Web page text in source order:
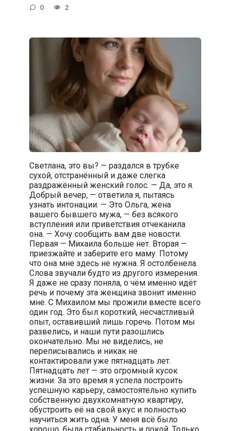
0 2
Светлана, это вы? — раздался в трубке
сухой, отстранённый и даже слегка
раздражённый женский голос. — Да, это я.
Добрый вечер, — ответила я, пытаясь
узнать интонации. — Это Ольга, жена
вашего бывшего мужа, — без всякого
вступления или приветствия отчеканила
она. — Хочу сообщить вам две новости.
Первая — Михаила больше нет. Вторая —
приезжайте и заберите его маму. Потому
что она мне здесь не нужна. Я остолбенела.
Слова звучали будто из другого измерения.
Я даже не сразу поняла, о чём именно идёт
речь и почему эта женщина звонит именно
мне. С Михаилом мы прожили вместе всего
один год. Это был короткий, несчастливый
опыт, оставивший лишь горечь. Потом мы
развелись, и наши пути разошлись
окончательно. Мы не виделись, не
переписывались и никак не
контактировали уже пятнадцать лет.
Пятнадцать лет — это огромный кусок
жизни. За это время я успела построить
успешную карьеру, самостоятельно купить
собственную двухкомнатную квартиру,
обустроить её на свой вкус и полностью
научиться жить одна. У меня всё было
хорошо, была стабильность и покой. Только